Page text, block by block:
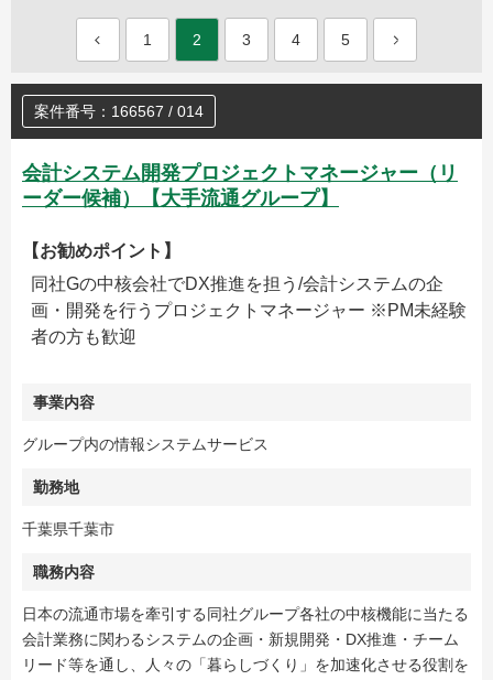
1 2 3 4 5
案件番号：166567 / 014
会計システム開発プロジェクトマネージャー（リ
ーダー候補）【大手流通グループ】
【お勧めポイント】
同社Gの中核会社でDX推進を担う/会計システムの企
画・開発を行うプロジェクトマネージャー ※PM未経験
者の方も歓迎
事業内容
グループ内の情報システムサービス
勤務地
千葉県千葉市
職務内容
日本の流通市場を牽引する同社グループ各社の中核機能に当たる
会計業務に関わるシステムの企画・新規開発・DX推進・チーム
リード等を通し、人々の「暮らしづくり」を加速化させる役割を